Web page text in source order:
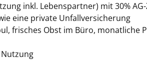
inkl. Lebenspartner) mit 30%
eine private Unfallversicherung
frisches Obst im Büro, monatliche